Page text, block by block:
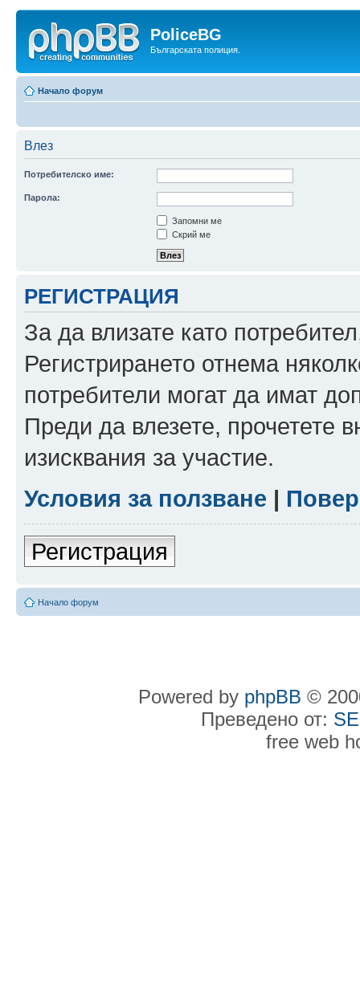
PoliceBG
Българската полиция.
Начало форум
Влез
Потребителско име:
Парола:
Запомни ме
Скрий ме
РЕГИСТРАЦИЯ
За да влизате като
Регистрирането отнема
потребители могат да имат
Преди да влезете, прочетете
изисквания за участие.
Условия за ползване |
Регистрация
Начало форум
Powered by phpBB ©
Преведено от:
free web